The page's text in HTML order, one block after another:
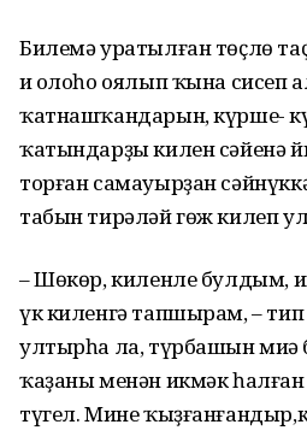
Билемә уратылған төҫлө
иң олоһо оялып ҡына сисеп
ҡатнашҡандарын, күрше-
ҡатындарҙы килен сәйенә
торған самауырҙан
табын тирәләй гөж килеп
– Шөкөр, киленле булдым,
үк киленгә тапшырам, –
ултырһа ла, түрбашын миңә
ҡаҙаны менән икмәк
түгел. Мине